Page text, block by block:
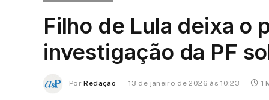
Filho de Lula deixa o
investigação da PF
Por Redação 13 de janeiro de 2026 às 10:23 1